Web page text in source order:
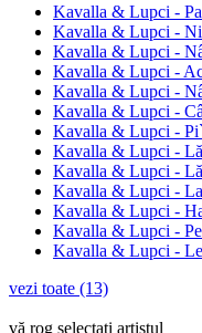
Kavalla & Lupci -
Kavalla & Lupci -
Kavalla & Lupci -
Kavalla & Lupci -
Kavalla & Lupci -
Kavalla & Lupci -
Kavalla & Lupci -
Kavalla & Lupci -
Kavalla & Lupci -
Kavalla & Lupci -
Kavalla & Lupci -
Kavalla & Lupci -
Kavalla & Lupci -
vezi toate (13)
vă rog selectaţi artistul